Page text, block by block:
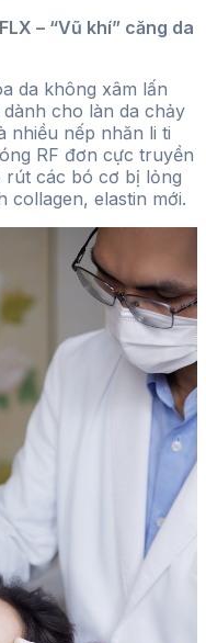
– “Vũ khí” căng da
da không xâm lấn
cho làn da chảy
nhiều nếp nhăn li ti
RF đơn cực truyền
rút các bó cơ bị lỏng
collagen, elastin mới.